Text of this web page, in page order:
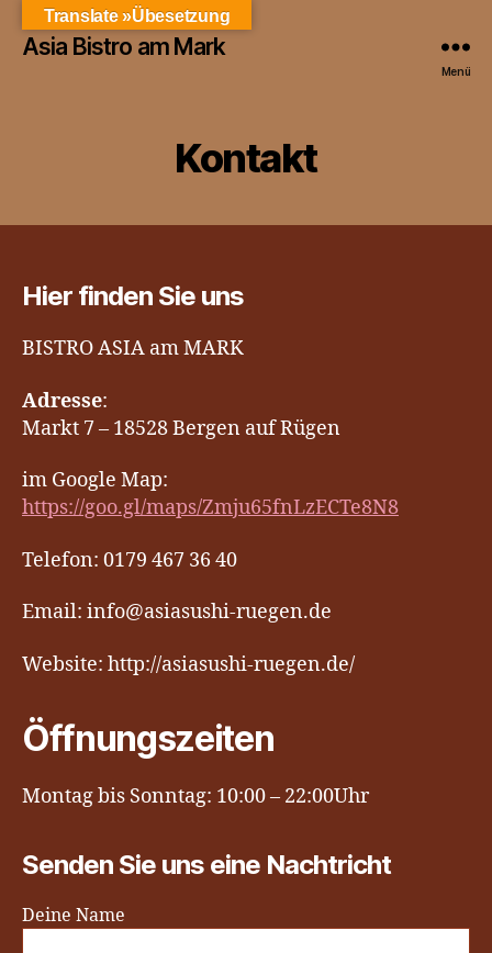
Asia Bistro am Mark
Menü
Kontakt
Hier finden Sie uns
BISTRO ASIA am MARK
Adresse:
Markt 7 – 18528 Bergen auf Rügen
im Google Map:
https://goo.gl/maps/Zmju65fnLzECTe8N8
Telefon: 0179 467 36 40
Email: info@asiasushi-ruegen.de
Website: http://asiasushi-ruegen.de/
Öffnungszeiten
Montag bis Sonntag: 10:00 – 22:00Uhr
Senden Sie uns eine Nachtricht
Deine Name
Translate »Übesetzung